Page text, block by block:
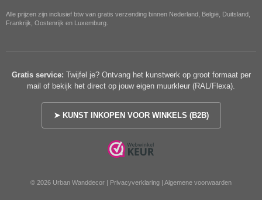
Alle prijzen zijn inclusief btw van gratis verzending binnen Nederland, België, Duitsland,
Frankrijk, Oostenrijk en Luxemburg.
Gratis service: Twijfel je? Ontvang het kunstwerk op groot formaat per
mail of bekijk het direct op jouw eigen muurkleur (RAL/Flexa).
➤ KUNST INKOPEN VOOR WINKELS (B2B)
© 2026 Urban Wanddecor | Privacyverklaring | Algemene voorwaarden